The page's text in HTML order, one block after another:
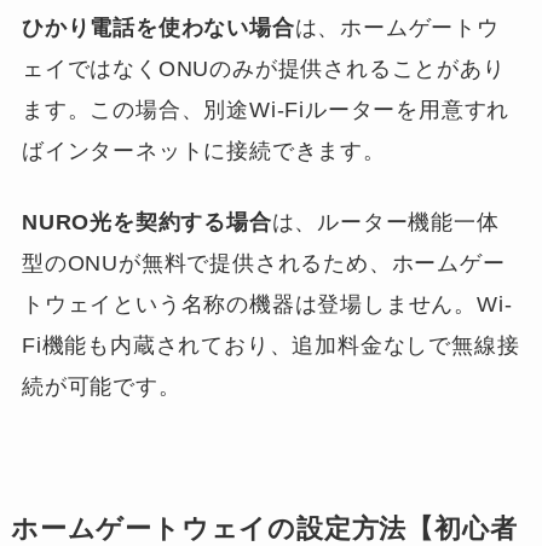
ひかり電話を使わない場合は、ホームゲートウ
ェイではなくONUのみが提供されることがあり
ます。この場合、別途Wi-Fiルーターを用意すれ
ばインターネットに接続できます。
NURO光を契約する場合は、ルーター機能一体
型のONUが無料で提供されるため、ホームゲー
トウェイという名称の機器は登場しません。Wi-
Fi機能も内蔵されており、追加料金なしで無線接
続が可能です。
ホームゲートウェイの設定方法【初心者